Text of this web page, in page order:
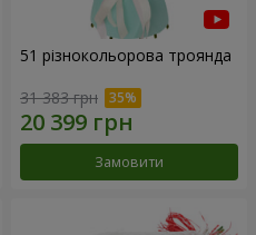
51 різнокольорова троянда
31 383 грн
Замовити